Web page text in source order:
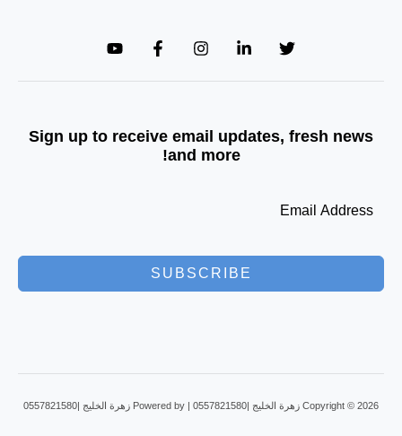
Sign up to receive email updates, fresh news
and more!
SUBSCRIBE
Copyright © 2026 زهرة الخليج |0557821580 | Powered by زهرة الخليج |0557821580